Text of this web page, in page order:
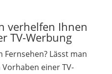
verhelfen Ihnen
TV-Werbung
Lässt man
einer TV-